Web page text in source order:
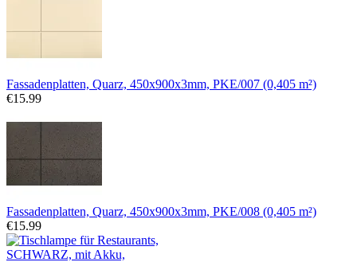
Fassadenplatten, Quarz, 450x900x3mm, PKE/007 (0,405 m²)
€15.99
Fassadenplatten, Quarz, 450x900x3mm, PKE/008 (0,405 m²)
€15.99